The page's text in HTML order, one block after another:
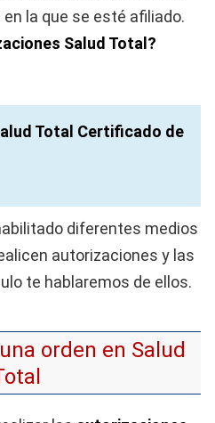
la que se esté afiliado.
Salud Total?
Total Certificado de
diferentes medios
autorizaciones y las
te hablaremos de ellos.
orden en Salud